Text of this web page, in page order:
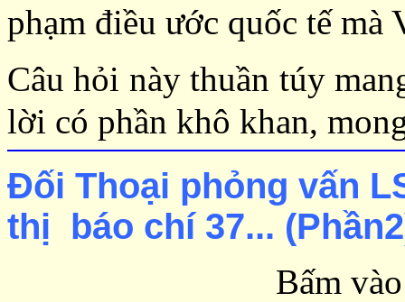
phạm điều ước quốc tế mà
Câu hỏi này thuần túy
lời có phần khô khan,
Ðối Thoại phỏng vấn
thị báo chí 37... (Phần2
Bấm